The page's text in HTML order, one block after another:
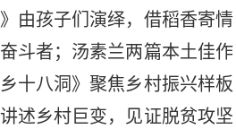
由孩子们演绎，借稻香寄情
斗者；汤素兰两篇本土佳作
十八洞》聚焦乡村振兴样板
述乡村巨变，见证脱贫攻坚